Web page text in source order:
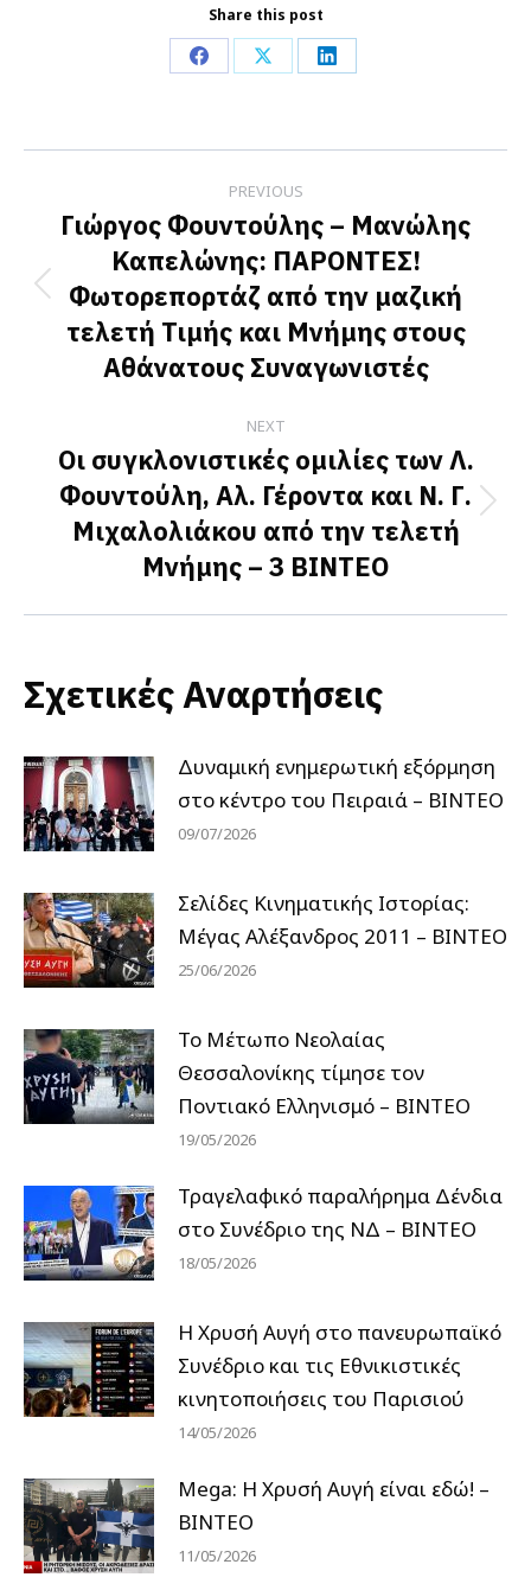
Share this post
Share
Facebook
Share
X
Share
LinkedIn
navigation
PREVIOUS
Previous
post:
Γιώργος Φουντούλης – Μανώλης
Καπελώνης: ΠΑΡΟΝΤΕΣ!
Φωτορεπορτάζ από την μαζική
τελετή Τιμής και Μνήμης στους
Αθάνατους Συναγωνιστές
NEXT
Next
post:
Οι συγκλονιστικές ομιλίες των Λ.
Φουντούλη, Αλ. Γέροντα και Ν. Γ.
Μιχαλολιάκου από την τελετή
Μνήμης – 3 ΒΙΝΤΕΟ
Σχετικές Αναρτήσεις
Δυναμική ενημερωτική εξόρμηση
στο κέντρο του Πειραιά – ΒΙΝΤΕΟ
09/07/2026
Σελίδες Κινηματικής Ιστορίας:
Μέγας Αλέξανδρος 2011 – ΒΙΝΤΕΟ
25/06/2026
Το Μέτωπο Νεολαίας
Θεσσαλονίκης τίμησε τον
Ποντιακό Ελληνισμό – ΒΙΝΤΕΟ
19/05/2026
Τραγελαφικό παραλήρημα Δένδια
στο Συνέδριο της ΝΔ – ΒΙΝΤΕΟ
18/05/2026
Η Χρυσή Αυγή στο πανευρωπαϊκό
Συνέδριο και τις Εθνικιστικές
κινητοποιήσεις του Παρισιού
14/05/2026
Mega: Η Χρυσή Αυγή είναι εδώ! –
ΒΙΝΤΕΟ
11/05/2026